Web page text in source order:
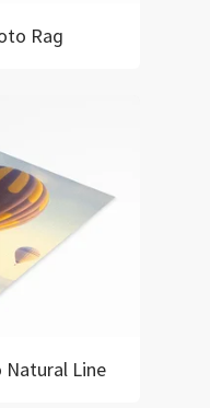
Rag
Natural Line